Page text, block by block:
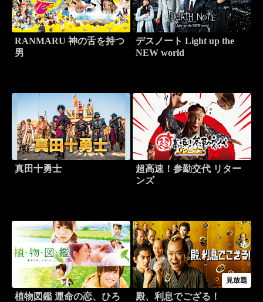
RANMARU 神の舌を持つ
男
デスノート Light up the
NEW world
真田十勇士
超高速！参勤交代 リター
ンズ
植物図鑑 運命の恋、ひろ
見放題
殿、利息でござる！